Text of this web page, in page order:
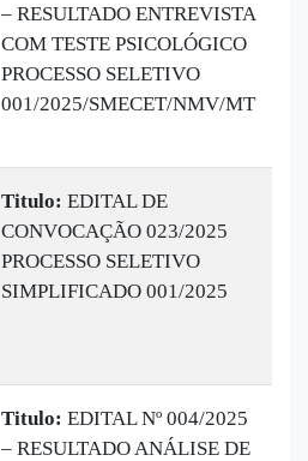
– RESULTADO ENTREVISTA
COM TESTE PSICOLÓGICO
PROCESSO SELETIVO
001/2025/SMECET/NMV/MT
Titulo: EDITAL DE
CONVOCAÇÃO 023/2025
PROCESSO SELETIVO
SIMPLIFICADO 001/2025
Titulo: EDITAL Nº 004/2025
– RESULTADO ANÁLISE DE